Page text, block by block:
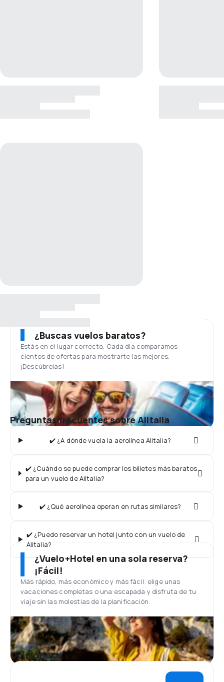
¿Buscas vuelos baratos?
Estás en el lugar correcto. Cada día comparamos
cientos de ofertas para mostrarte las mejores.
¡Descúbrelas!
Preguntas frecuentes sobre Alitalia
✔️ ¿A dónde vuela la aerolínea Alitalia?
✔️ ¿Cuándo se puede comprar los billetes más baratos
para un vuelo de Alitalia?
✔️ ¿Qué aerolínea operan en rutas similares?
✔️ ¿Puedo reservar un hotel junto con un vuelo de
Alitalia?
¿Vuelo+Hotel en una sola reserva?
¡Fácil!
Más rápido, más económico y más fácil: elige unas
vacaciones completas o una escapada y disfruta de tu
viaje sin las molestias de la planificación.
Opiniones